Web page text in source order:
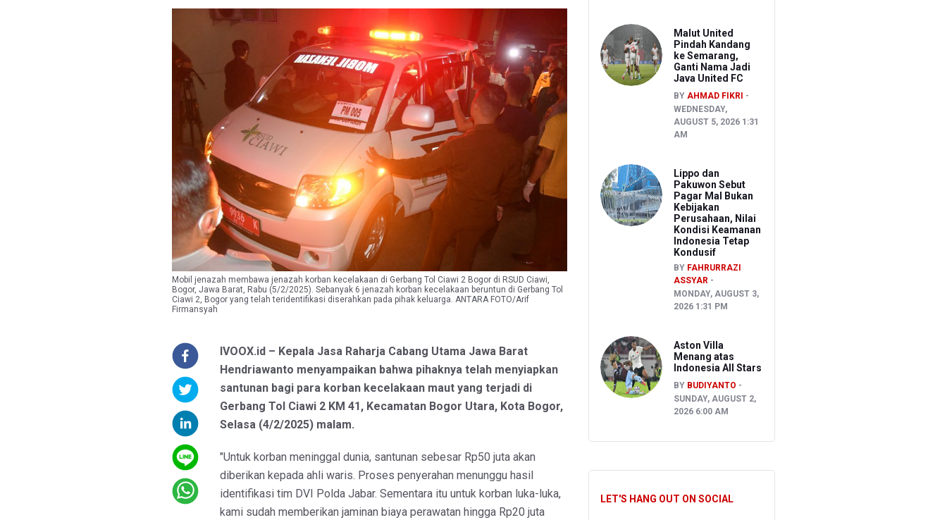
Mobil jenazah membawa jenazah korban kecelakaan di Gerbang Tol Ciawi 2 Bogor di RSUD Ciawi,
Bogor, Jawa Barat, Rabu (5/2/2025). Sebanyak 6 jenazah korban kecelakaan beruntun di Gerbang Tol
Ciawi 2, Bogor yang telah teridentifikasi diserahkan pada pihak keluarga. ANTARA FOTO/Arif
Firmansyah
IVOOX.id – Kepala Jasa Raharja Cabang Utama Jawa Barat
Hendriawanto menyampaikan bahwa pihaknya telah menyiapkan
santunan bagi para korban kecelakaan maut yang terjadi di
Gerbang Tol Ciawi 2 KM 41, Kecamatan Bogor Utara, Kota Bogor,
Selasa (4/2/2025) malam.
"Untuk korban meninggal dunia, santunan sebesar Rp50 juta akan
diberikan kepada ahli waris. Proses penyerahan menunggu hasil
identifikasi tim DVI Polda Jabar. Sementara itu untuk korban luka-luka,
kami sudah memberikan jaminan biaya perawatan hingga Rp20 juta
Malut United
Pindah Kandang
ke Semarang,
Ganti Nama Jadi
Java United FC
BY AHMAD FIKRI
WEDNESDAY,
AUGUST 5, 2026 1:31
AM
Lippo dan
Pakuwon Sebut
Pagar Mal Bukan
Kebijakan
Perusahaan, Nilai
Kondisi Keamanan
Indonesia Tetap
Kondusif
BY FAHRURRAZI
ASSYAR
MONDAY, AUGUST 3,
2026 1:31 PM
Aston Villa
Menang atas
Indonesia All Stars
BY BUDIYANTO
SUNDAY, AUGUST 2,
2026 6:00 AM
LET'S HANG OUT ON SOCIAL